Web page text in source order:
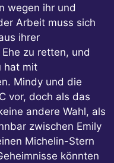
wegen ihr und
Arbeit muss sich
ihrer
zu retten, und
hat mit
Mindy und die
vor, doch als das
andere Wahl, als
zwischen Emily
Michelin-Stern
könnten